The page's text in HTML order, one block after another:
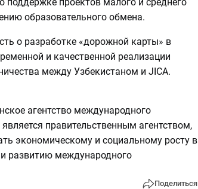
образовательного обмена.
о разработке «дорожной карты» в
и качественной реализации
между Узбекистаном и JICA.
агентство международного
правительственным агентством,
экономическому и социальному росту в
развитию международного
Поделиться